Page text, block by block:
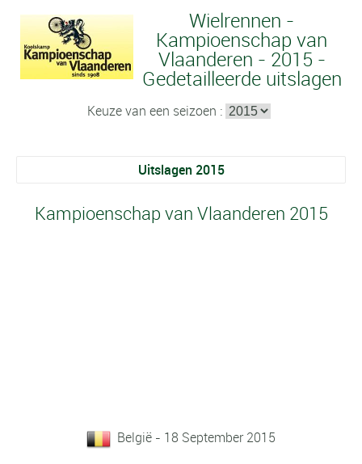
Wielrennen -
Kampioenschap van
Vlaanderen - 2015 -
Gedetailleerde uitslagen
Keuze van een seizoen :
Uitslagen 2015
Kampioenschap van Vlaanderen 2015
België - 18 September 2015